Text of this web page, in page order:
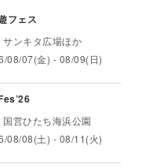
フェス
サンキタ広場ほか
08/07(金) - 08/09(日)
国営ひたち海浜公園
08/08(土) - 08/11(火)